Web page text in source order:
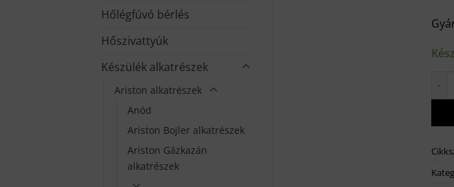
Hőlégfúvó bérlés
Hőszivattyúk
Készülék alkatrészek
Ariston alkatrészek
Anód
Ariston Bojler alkatrészek
Ariston Gázkazán
alkatrészek